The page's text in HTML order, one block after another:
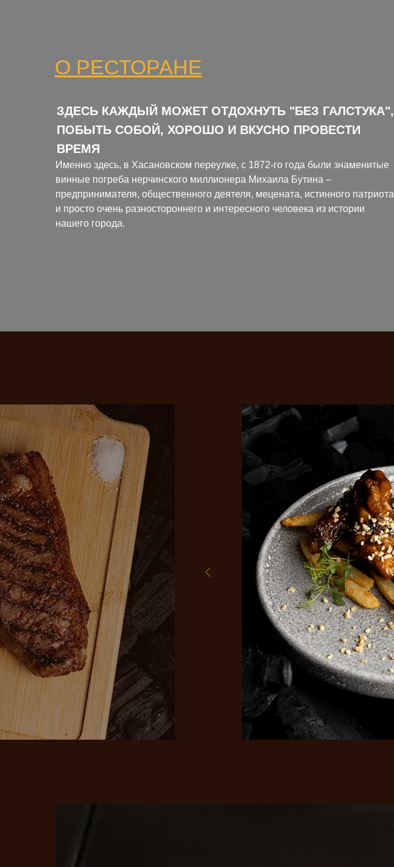
ЗДЕСЬ КАЖДЫЙ МОЖЕТ ОТДОХНУТЬ "БЕЗ ГАЛСТУКА",
ПОБЫТЬ СОБОЙ, ХОРОШО И ВКУСНО ПРОВЕСТИ
ВРЕМЯ
О РЕСТОРАНЕ
Именно здесь, в Хасановском переулке, с 1872-го года были знаменитые
винные погреба нерчинского миллионера Михаила Бутина –
предпринимателя, общественного деятеля, мецената, истинного патриота
и просто очень разностороннего и интересного человека из истории
нашего города.